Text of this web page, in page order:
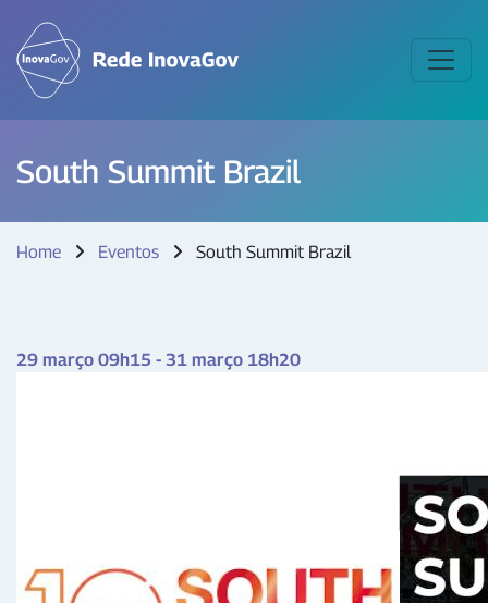
South Summit Brazil
Home Eventos South Summit Brazil
29 março 09h15 - 31 março 18h20